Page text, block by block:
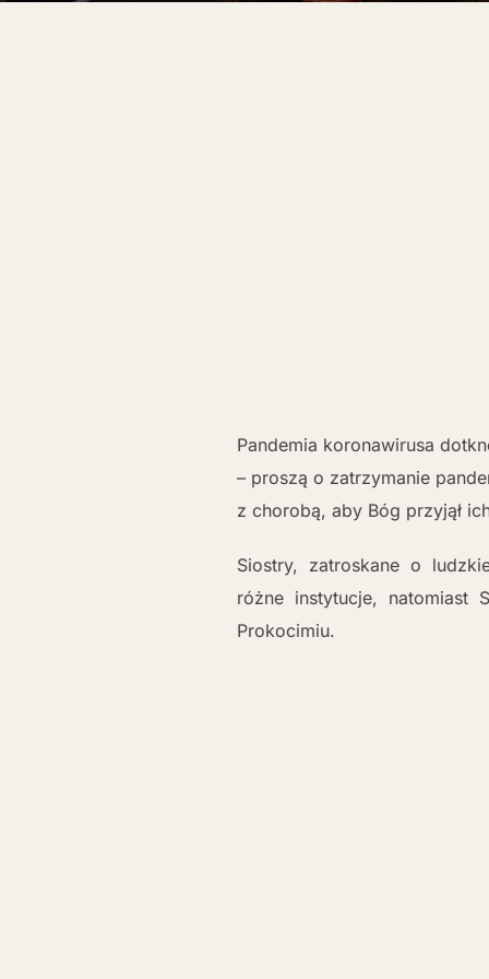
Pandemia koronawirusa
– proszą o zatrzymanie
z chorobą, aby Bóg przyjął
Siostry, zatroskane o
różne instytucje, natomiast
Prokocimiu.